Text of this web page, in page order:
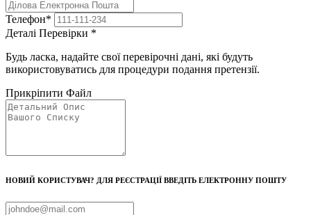
Телефон*
Деталі Перевірки *
Будь ласка, надайте свої перевірочні дані, які будуть
використовуватись для процедури подання претензії.
Прикріпити Файл
НОВИЙ КОРИСТУВАЧ? ДЛЯ РЕЄСТРАЦІЇ ВВЕДІТЬ ЕЛЕКТРОННУ ПОШТУ